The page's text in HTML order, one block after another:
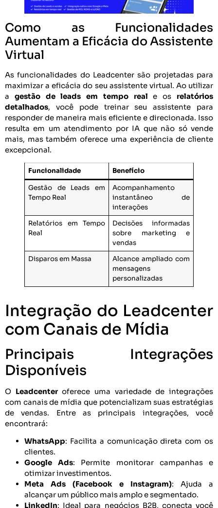
Como as Funcionalidades
Aumentam a Eficácia do Assistente
Virtual
As funcionalidades do Leadcenter são projetadas para
maximizar a eficácia do seu assistente virtual. Ao utilizar
a gestão de leads em tempo real e os relatórios
detalhados, você pode treinar seu assistente para
responder de maneira mais eficiente e direcionada. Isso
resulta em um atendimento por IA que não só vende
mais, mas também oferece uma experiência de cliente
excepcional.
Funcionalidade Benefício
Gestão de Leads em
Tempo Real
Acompanhamento
instantâneo de
interações
Relatórios em Tempo
Real
Decisões informadas
sobre marketing e
vendas
Disparos em Massa
Alcance ampliado com
mensagens
personalizadas
Integração do Leadcenter
com Canais de Mídia
Principais Integrações
Disponíveis
O Leadcenteroferece uma variedade de integrações
com canais de mídia que potencializam suas estratégias
de vendas. Entre as principais integrações, você
encontrará:
WhatsApp: Facilita a comunicação direta com os
clientes.
Google Ads: Permite monitorar campanhas e
otimizar investimentos.
Meta Ads (Facebook e Instagram): Ajuda a
alcançar um público mais amplo e segmentado.
LinkedIn: Ideal para negócios B2B, conecta você